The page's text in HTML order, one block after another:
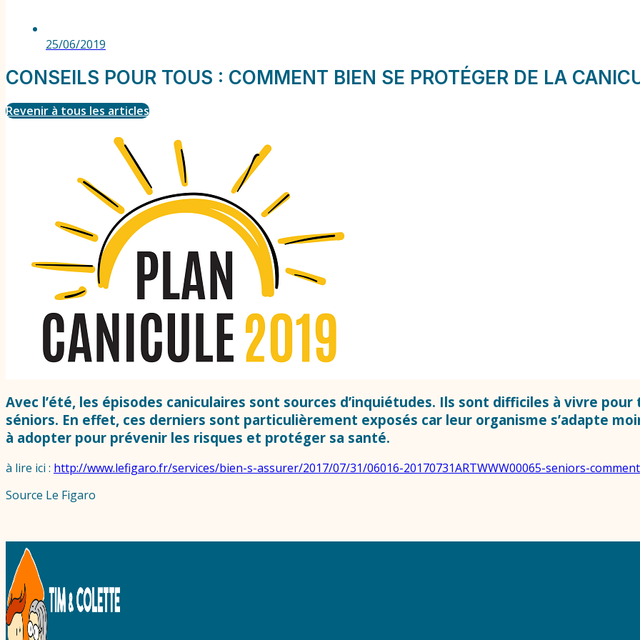
25/06/2019
CONSEILS POUR TOUS : COMMENT BIEN SE PROTÉGER DE LA
Revenir à tous les articles
Avec l’été, les épisodes caniculaires sont sources d’inquiétudes. Ils sont difficiles à vivre
séniors. En effet, ces derniers sont particulièrement exposés car leur organisme s’adapte
à adopter pour prévenir les risques et protéger sa santé.
à lire ici : http://www.lefigaro.fr/services/bien-s-assurer/2017/07/31/06016-20170731ARTWWW00065-seniors-
Source Le Figaro